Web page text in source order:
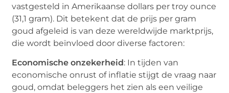
vastgesteld in Amerikaanse dollars per troy ounce
(31,1 gram). Dit betekent dat de prijs per gram
goud afgeleid is van deze wereldwijde marktprijs,
die wordt beïnvloed door diverse factoren:
Economische onzekerheid : In tijden van
economische onrust of inflatie stijgt de vraag naar
goud, omdat beleggers het zien als een veilige